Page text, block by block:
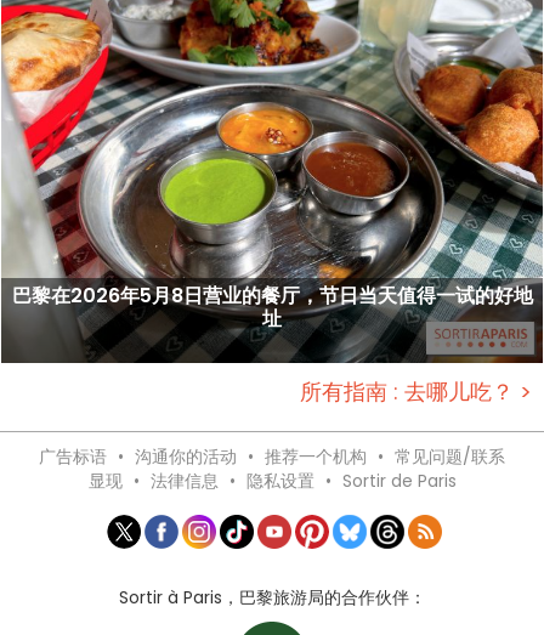
巴黎在2026年5月8日营业的餐厅，节日当天值得一试的好地
址
所有指南 : 去哪儿吃？ >
广告标语 • 沟通你的活动 • 推荐一个机构 • 常见问题/联系
显现 • 法律信息 • 隐私设置 • Sortir de Paris
Sortir à Paris，巴黎旅游局的合作伙伴：